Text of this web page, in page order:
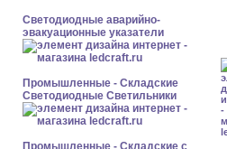
Светодиодные аварийно-
эвакуационные указатели
Промышленные - Складские
Светодиодные Светильники
Промышленные - Складские с